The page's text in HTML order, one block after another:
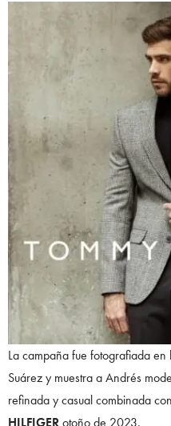
La campaña fue fotografiada
Suárez y muestra a Andrés
refinada y casual combinada
HILFIGER otoño de 2023.